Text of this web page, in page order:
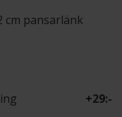
cm pansarlänk
+29:-